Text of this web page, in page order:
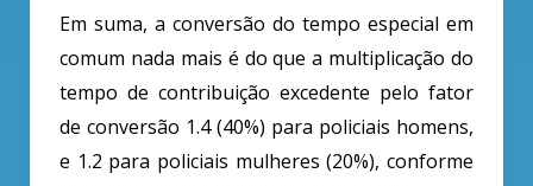
Em suma, a conversão do tempo especial em
comum nada mais é do que a multiplicação do
tempo de contribuição excedente pelo fator
de conversão 1.4 (40%) para policiais homens,
e 1.2 para policiais mulheres (20%), conforme